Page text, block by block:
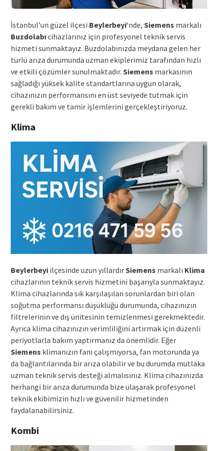
İstanbul’un güzel ilçesi Beylerbeyi‘nde, Siemens markalı
Buzdolabıcihazlarınız için profesyonel teknik servis
hizmeti sunmaktayız. Buzdolabınızda meydana gelen her
türlü arıza durumunda uzman ekiplerimiz tarafından hızlı
ve etkili çözümler sunulmaktadır. Siemens markasının
sağladığı yüksek kalite standartlarına uygun olarak,
cihazınızın performansını en üst seviyede tutmak için
gerekli bakım ve tamir işlemlerini gerçekleştiriyoruz.
Klima
Beylerbeyiilçesinde uzun yıllardırSiemens markalı Klima
cihazlarının teknik servis hizmetini başarıyla sunmaktayız.
Klima cihazlarında sık karşılaşılan sorunlardan biri olan
soğutma performansı düşüklüğü durumunda, cihazınızın
filtrelerinin ve dış ünitesinin temizlenmesi gerekmektedir.
Ayrıca klima cihazınızın verimliliğini artırmak için düzenli
periyotlarla bakım yaptırmanız da önemlidir. Eğer
Siemens klimanızın fanı çalışmıyorsa, fan motorunda ya
da bağlantılarında bir arıza olabilir ve bu durumda mutlaka
uzman teknik servis desteği almalısınız. Klima cihazınızda
herhangi bir arıza durumunda bize ulaşarak profesyonel
teknik ekibimizin hızlı ve güvenilir hizmetinden
faydalanabilirsiniz.
Kombi